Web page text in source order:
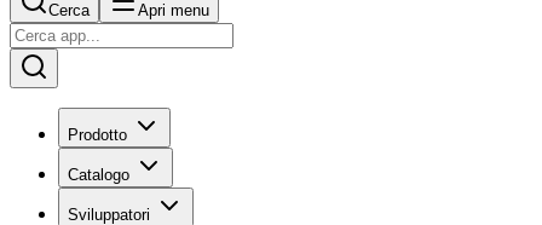
Cerca Apri menu
Prodotto
Catalogo
Sviluppatori